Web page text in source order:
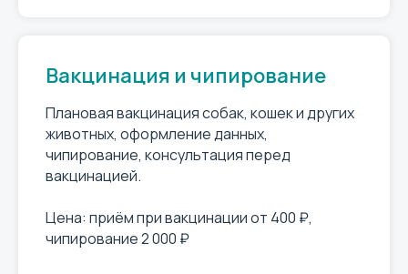
Вакцинация и чипирование
Плановая вакцинация собак, кошек и других
животных, оформление данных,
чипирование, консультация перед
вакцинацией.
Цена: приём при вакцинации от 400 ₽,
чипирование 2 000 ₽